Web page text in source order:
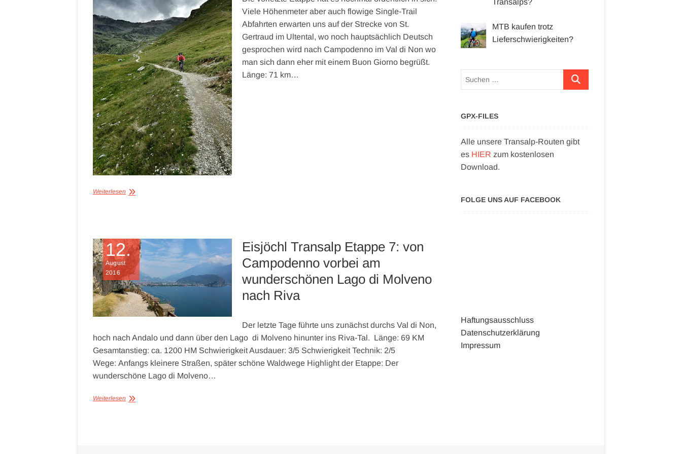
Viele Höhenmeter aber auch flowige Single-Trail
Abfahrten erwarten uns auf der Strecke von St.
Gertraud im Ultental, wo noch hauptsächlich Deutsch
gesprochen wird nach Campodenno im Val di Non wo
man sich dann eher mit einem Buon Giorno begrüßt.
Länge: 71 km…
Weiterlesen
12.
August
2016
Eisjöchl Transalp Etappe 7: von
Campodenno vorbei am
wunderschönen Lago di Molveno
nach Riva
Der letzte Tage führte uns zunächst durchs Val di Non,
hoch nach Andalo und dann über den Lago di Molveno hinunter ins Riva-Tal. Länge: 69 KM
Gesamtanstieg: ca. 1200 HM Schwierigkeit Ausdauer: 3/5 Schwierigkeit Technik: 2/5
Wege: Anfangs kleinere Straßen, später schöne Waldwege Highlight der Etappe: Der
wunderschöne Lago di Molveno…
Weiterlesen
MTB kaufen trotz
Lieferschwierigkeiten?
Suchen …
GPX-FILES
Alle unsere Transalp-Routen gibt
es HIER zum kostenlosen
Download.
FOLGE UNS AUF FACEBOOK
Haftungsausschluss
Datenschutzerklärung
Impressum